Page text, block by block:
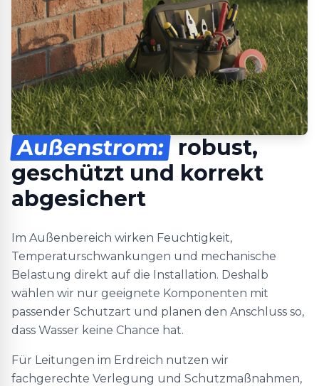
Außenstrom: robust,
geschützt und korrekt
abgesichert
Im Außenbereich wirken Feuchtigkeit,
Temperaturschwankungen und mechanische
Belastung direkt auf die Installation. Deshalb
wählen wir nur geeignete Komponenten mit
passender Schutzart und planen den Anschluss so,
dass Wasser keine Chance hat.
Für Leitungen im Erdreich nutzen wir
fachgerechte Verlegung und Schutzmaßnahmen,